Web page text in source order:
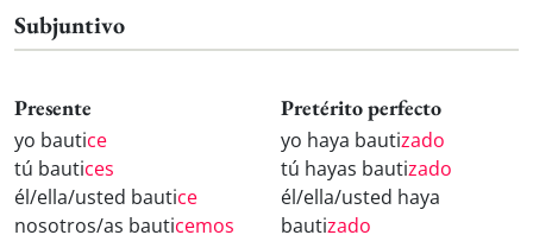
Subjuntivo
Presente
yo bautice
tú bautices
él/ella/usted bautice
nosotros/as bauticemos
Pretérito perfecto
yo haya bautizado
tú hayas bautizado
él/ella/usted haya
bautizado